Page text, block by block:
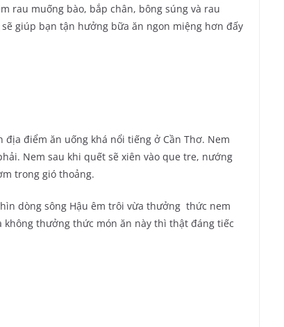
rau muống bào, bắp chân, bông súng và rau
giúp bạn tận hưởng bữa ăn ngon miệng hơn đấy
điểm ăn uống khá nổi tiếng ở Cần Thơ. Nem
Nem sau khi quết sẽ xiên vào que tre, nướng
trong gió thoảng.
dòng sông Hậu êm trôi vừa thưởng thức nem
không thưởng thức món ăn này thì thật đáng tiếc